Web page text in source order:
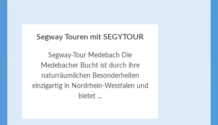
Segway Touren mit SEGYTOUR
Segway-Tour Medebach Die
Medebacher Bucht ist durch ihre
naturräumlichen Besonderheiten
einzigartig in Nordrhein-Westfalen und
bietet ...